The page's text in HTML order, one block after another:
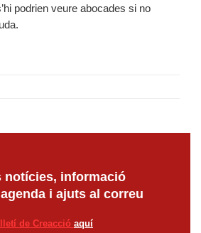
podrien veure abocades si no
notícies, informació
i ajuts al correu
de Creacció aquí